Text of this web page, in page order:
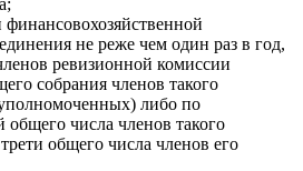
финансово­хозяйственной
не реже чем один раз в год,
ревизионной комиссии
собрания членов такого
либо по
числа членов такого
общего числа членов его